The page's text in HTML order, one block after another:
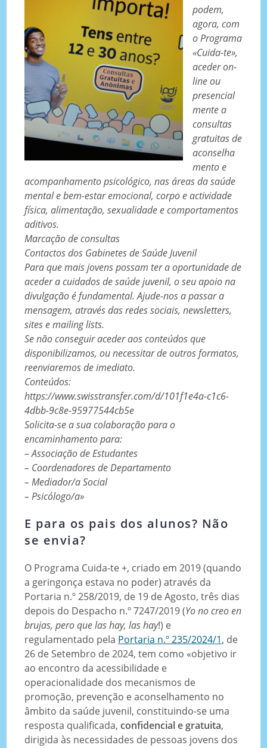
podem,
agora, com
o Programa
«Cuida-te»,
aceder on-
line ou
presencial
mente a
consultas
gratuitas de
aconselha
mento e
acompanhamento psicológico, nas áreas da saúde
mental e bem-estar emocional, corpo e actividade
física, alimentação, sexualidade e comportamentos
aditivos.
Marcação de consultas
Contactos dos Gabinetes de Saúde Juvenil
Para que mais jovens possam ter a oportunidade de
aceder a cuidados de saúde juvenil, o seu apoio na
divulgação é fundamental. Ajude-nos a passar a
mensagem, através das redes sociais, newsletters,
sites e mailing lists.
Se não conseguir aceder aos conteúdos que
disponibilizamos, ou necessitar de outros formatos,
reenviaremos de imediato.
Conteúdos:
https://www.swisstransfer.com/d/101f1e4a-c1c6-
4dbb-9c8e-95977544cb5e
Solicita-se a sua colaboração para o
encaminhamento para:
– Associação de Estudantes
– Coordenadores de Departamento
– Mediador/a Social
– Psicólogo/a»
E para os pais dos alunos? Não
se envia?
O Programa Cuida-te +, criado em 2019 (quando
a geringonça estava no poder) através da
Portaria n.º 258/2019, de 19 de Agosto, três dias
depois do Despacho n.º 7247/2019 (Yo no creo en
brujas, pero que las hay, las hay!) e
regulamentado pela Portaria n.º 235/2024/1, de
26 de Setembro de 2024, tem como «objetivo ir
ao encontro da acessibilidade e
operacionalidade dos mecanismos de
promoção, prevenção e aconselhamento no
âmbito da saúde juvenil, constituindo-se uma
resposta qualificada,confidencial e gratuita,
dirigida às necessidades de pessoas jovens dos